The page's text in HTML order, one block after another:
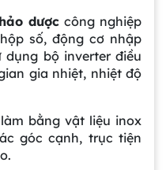
dượccông nghiệp
số, động cơ nhập
dụng bộ inverter điều
gia nhiệt, nhiệt độ
bằng vật liệu inox
góc cạnh, trục tiện